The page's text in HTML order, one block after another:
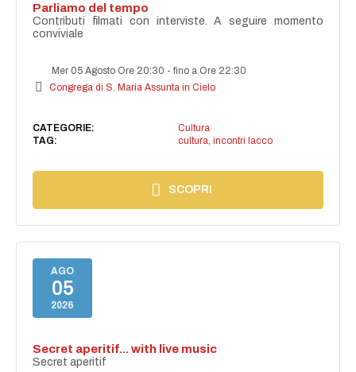
Parliamo del tempo
Contributi filmati con interviste. A seguire momento
conviviale
Mer 05 Agosto Ore 20:30 -fino a Ore 22:30
Congrega di S. Maria Assunta in Cielo
CATEGORIE:
Cultura
TAG:
cultura, incontri lacco
SCOPRI
AGO
05
2026
Secret aperitif... with live music
Secret aperitif